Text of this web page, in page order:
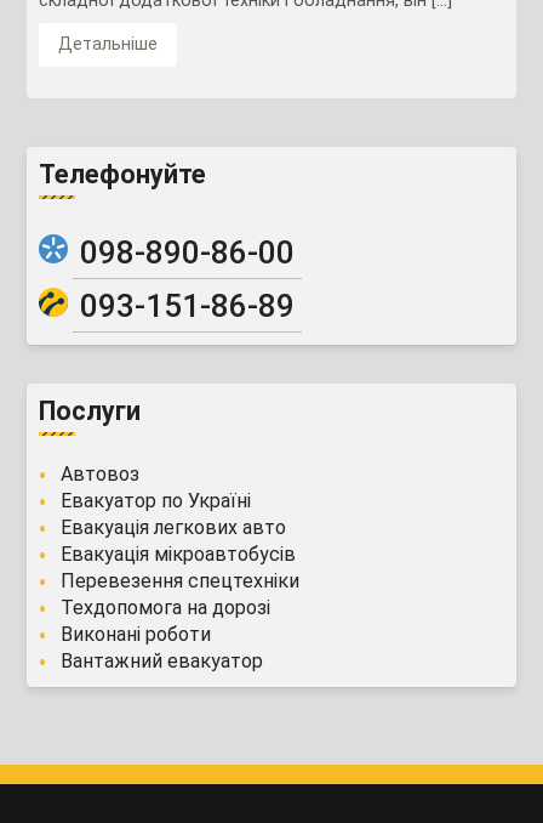
Детальніше
Телефонуйте
098-890-86-00
093-151-86-89
Послуги
Автовоз
Евакуатор по Україні
Евакуація легкових авто
Евакуація мікроавтобусів
Перевезення спецтехніки
Техдопомога на дорозі
Виконані роботи
Вантажний евакуатор